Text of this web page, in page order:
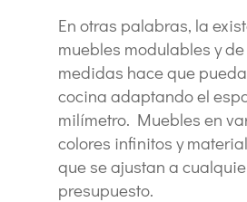
En otras palabras, la
muebles modulables y
medidas hace que
cocina adaptando el
milímetro. Muebles en
colores infinitos y
que se ajustan a
presupuesto.